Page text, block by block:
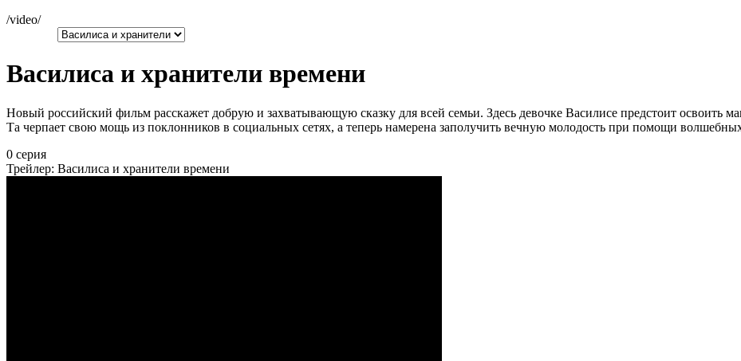
/video/
Василиса и хранители времени
Новый российский фильм расскажет добрую и захватывающую сказку для всей семьи. Здесь девочке Василисе предстоит освоить
Та черпает свою мощь из поклонников в социальных сетях, а теперь намерена заполучить вечную молодость при помощи
0 серия
Трейлер: Василиса и хранители времени